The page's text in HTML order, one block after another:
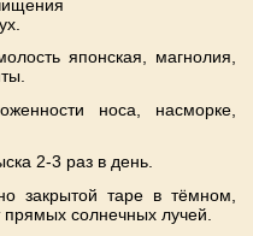
японская, магнолия,
носа, насморке,
2-3 раз в день.
закрытой таре в тёмном,
солнечных лучей.